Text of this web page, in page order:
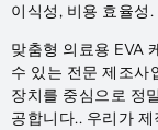
이식성, 비용 효율성.
맞춤형 의료용 EVA
수 있는 전문 제조사
장치를 중심으로 정
공합니다.. 우리가